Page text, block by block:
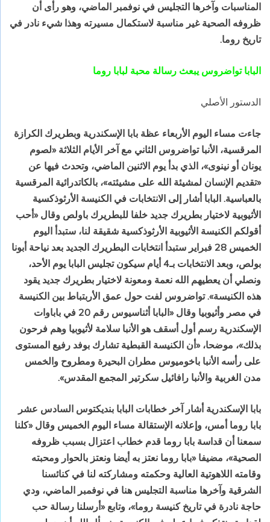
المناسبات وآخرها التجليس في نوفمبر الماضي، وهو رأى أن
ظروفه الصحية غير مناسبة لاستكمال مسيرته وهذا شيء نادر في
تاريخ روما.
البابا تواضروس يبعث رسالة محبة لبابا روما
الدستور الأصلي
جاءت مساء اليوم الأربعاء عظة بابا الإسكندرية وبطريرك الكرازة
المرقسية، الأنبا تواضروس الثاني مع آخر الأيام الثلاثة «لصوم
يونان أو نينوى»، الذي بدأ يوم الاثنين الماضي، وتحدث فيها عن
«تقديم الإنسان لمشيئة الله على مشيئته»، بالكاتدرائية المرقسية
بالعباسية. البابا أشار إلى الانتخابات في الكنيسة الأرثوذكسية
الأثيوبية لاختيار بطريرك جديد خلفا للبطريرك باولص وقال «أحب
أقولكم الكنيسة الأثيوبية الأرثوذكسية شقيقة لنا، ستبدأ اليوم
الخميس 28 فبراير ستبدأ انتخابات البطريرك الجديد بعد نياحة أبونا
بولص، وبعد الانتخابات بـ4 أيام سيكون تجليس البابا يوم الأحد،
ونصلي أن يعطيهم الله نعمة ومعونة لاختيار بطريرك جديد يقود
هذه الكنيسة». تواضروس لفت حول عمق الأربتباط بين الكنيسة
في مصر وأثيوبيا وقال «البابا أثناسيوس رقم 20 في باباوات
الإسكندرية رسم أول أسقف هو الأنبا سلامة لأثيوبيا وهم فرحون
بذلك»، موضحا، «أن الكنيسة القبطية تشارك بوفد رفيع المستوى
على رأسه الأنبا باخوميوس مطران البحيرة ومطروح والخمس
مدن الغربية والأنبا رافائيل سكرتير المجمع المقدس».
بابا الإسكندرية أشار آخر خطابات البابا بنديكتوس السادس عشر
بابا روما أمس، وإعلانه الإستقالة مساء اليوم الخميس وقال «كلنا
سمعنا أن قداسة بابا روما قدم خطاب اعتزال بسبب ظروفه
الصحية»، مضيفا «بابا روما نعتز به أيضا ونعتز بالحوار ومحبته
وقامته اللاهوتية العالية وحكمته ومشاركته لنا في كنائسنا
الشرقية وآخرها مناسبة التجليس هنا في نوفمبر الماضي، ودي
حاجة نادرة في تاريخ كنيسة روما»، وتابع «أرسلنا رسالة حب